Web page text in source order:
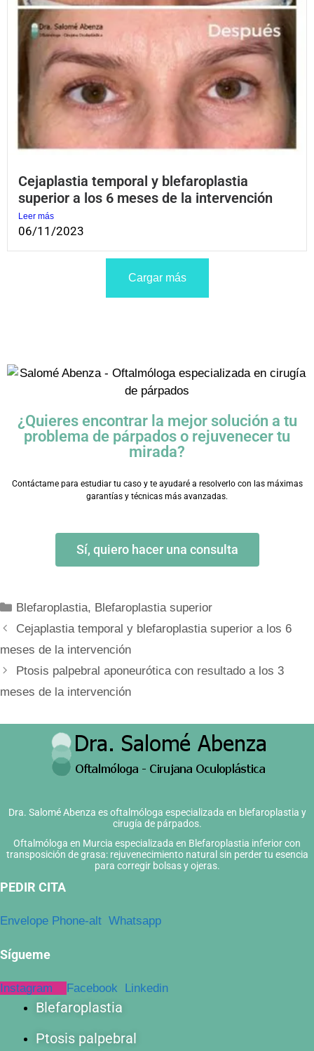
Cejaplastia temporal y blefaroplastia
superior a los 6 meses de la intervención
Leer más
06/11/2023
Cargar más
¿Quieres encontrar la mejor solución a tu
problema de párpados o rejuvenecer tu
mirada?
Contáctame para estudiar tu caso y te ayudaré a resolverlo con las máximas
garantías y técnicas más avanzadas.
Sí, quiero hacer una consulta
Blefaroplastia, Blefaroplastia superior
Cejaplastia temporal y blefaroplastia superior a los 6
meses de la intervención
Ptosis palpebral aponeurótica con resultado a los 3
meses de la intervención
Dra. Salomé Abenza es oftalmóloga especializada en blefaroplastia y
cirugía de párpados.
Oftalmóloga en Murcia especializada en Blefaroplastia inferior con
transposición de grasa: rejuvenecimiento natural sin perder tu esencia
para corregir bolsas y ojeras.
PEDIR CITA
Envelope Phone-alt Whatsapp
Sígueme
Instagram Facebook Linkedin
Blefaroplastia
Ptosis palpebral